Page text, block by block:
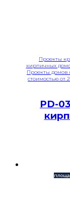
Проекты
кирпичных
Проекты домов
стоимостью от
PD-